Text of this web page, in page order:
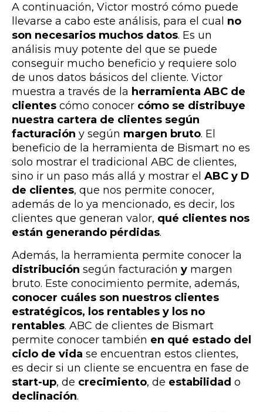
A continuación, Victor mostró cómo puede
llevarse a cabo este análisis, para el cual no
son necesarios muchos datos. Es un
análisis muy potente del que se puede
conseguir mucho beneficio y requiere solo
de unos datos básicos del cliente. Victor
muestra a través de la herramienta ABC de
clientes cómo conocer cómo se distribuye
nuestra cartera de clientes según
facturación y según margen bruto. El
beneficio de la herramienta de Bismart no es
solo mostrar el tradicional ABC de clientes,
sino ir un paso más allá y mostrar el ABC y D
de clientes, que nos permite conocer,
además de lo ya mencionado, es decir, los
clientes que generan valor, qué clientes nos
están generando pérdidas.
Además, la herramienta permite conocer la
distribución según facturación y margen
bruto. Este conocimiento permite, además,
conocer cuáles son nuestros clientes
estratégicos, los rentables y los no
rentables. ABC de clientes de Bismart
permite conocer también en qué estado del
ciclo de vida se encuentran estos clientes,
es decir si un cliente se encuentra en fase de
start-up, de crecimiento, de estabilidad o
declinación.